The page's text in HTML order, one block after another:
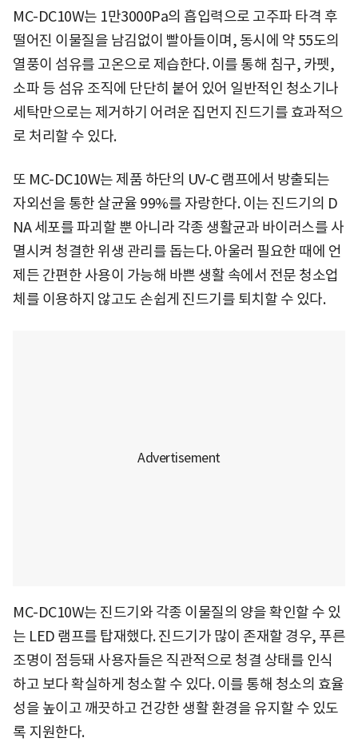
MC-DC10W는 1만3000Pa의 흡입력으로 고주파 타격 후
떨어진 이물질을 남김없이 빨아들이며, 동시에 약 55도의
열풍이 섬유를 고온으로 제습한다. 이를 통해 침구, 카펫,
소파 등 섬유 조직에 단단히 붙어 있어 일반적인 청소기나
세탁만으로는 제거하기 어려운 집먼지 진드기를 효과적으
로 처리할 수 있다.
또 MC-DC10W는 제품 하단의 UV-C 램프에서 방출되는
자외선을 통한 살균율 99%를 자랑한다. 이는 진드기의 D
NA 세포를 파괴할 뿐 아니라 각종 생활균과 바이러스를 사
멸시켜 청결한 위생 관리를 돕는다. 아울러 필요한 때에 언
제든 간편한 사용이 가능해 바쁜 생활 속에서 전문 청소업
체를 이용하지 않고도 손쉽게 진드기를 퇴치할 수 있다.
MC-DC10W는 진드기와 각종 이물질의 양을 확인할 수 있
는 LED 램프를 탑재했다. 진드기가 많이 존재할 경우, 푸른
조명이 점등돼 사용자들은 직관적으로 청결 상태를 인식
하고 보다 확실하게 청소할 수 있다. 이를 통해 청소의 효율
성을 높이고 깨끗하고 건강한 생활 환경을 유지할 수 있도
록 지원한다.